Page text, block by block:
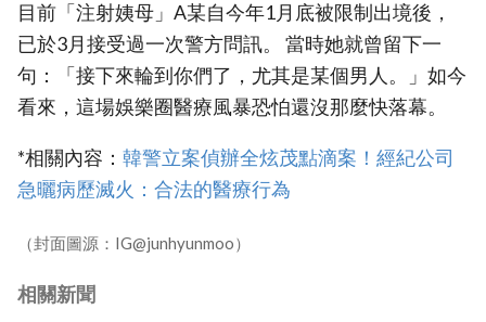
目前「注射姨母」A某自今年1月底被限制出境後，
已於3月接受過一次警方問訊。 當時她就曾留下一
句：「接下來輪到你們了，尤其是某個男人。」如今
看來，這場娛樂圈醫療風暴恐怕還沒那麼快落幕。
*相關內容： 韓警立案偵辦全炫茂點滴案！經紀公司
急曬病歷滅火：合法的醫療行為
（封面圖源：IG@junhyunmoo）
相關新聞